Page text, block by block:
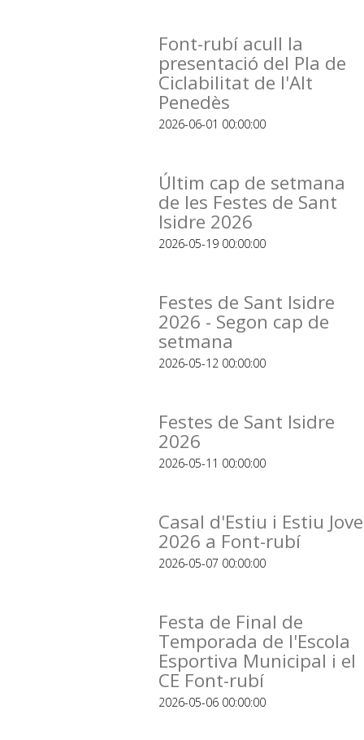
Font-rubí acull la
presentació del Pla de
Ciclabilitat de l'Alt
Penedès
2026-06-01 00:00:00
Últim cap de setmana
de les Festes de Sant
Isidre 2026
2026-05-19 00:00:00
Festes de Sant Isidre
2026 - Segon cap de
setmana
2026-05-12 00:00:00
Festes de Sant Isidre
2026
2026-05-11 00:00:00
Casal d'Estiu i Estiu Jove
2026 a Font-rubí
2026-05-07 00:00:00
Festa de Final de
Temporada de l'Escola
Esportiva Municipal i el
CE Font-rubí
2026-05-06 00:00:00